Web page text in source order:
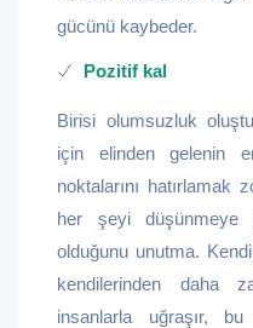
gücünü kaybeder.
Pozitif kal
Birisi olumsuzluk
için elinden gelenin
noktalarını hatırlamak
her şeyi
olduğunu unutma.
kendilerinden daha
insanlarla uğraşır,